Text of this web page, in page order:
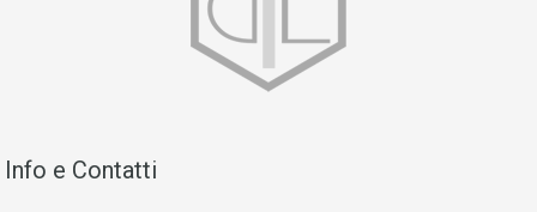
Info e Contatti